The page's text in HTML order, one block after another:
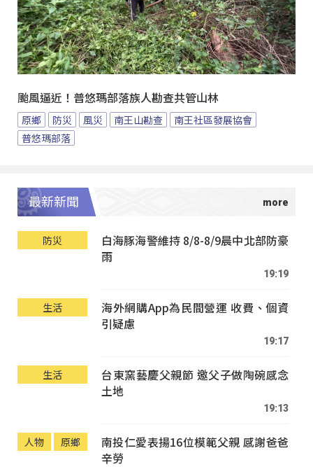
颱風逼近！普悠瑪部落族人勘查共管山林
原鄉 防災 風災 南王山勘查
南王社區發展協會
普悠瑪部落
最新新聞
防災
白海豚海警維持 8/8-8/9晨中北部防豪
雨
19:19
生活
海外網購App為民間營運 收費、個資
引疑慮
19:17
生活
台東窯藝慶父親節 邀父子做陶碗感念
土地
19:13
人物 原鄉
南投仁愛表揚16位模範父親 感謝爸爸
辛勞